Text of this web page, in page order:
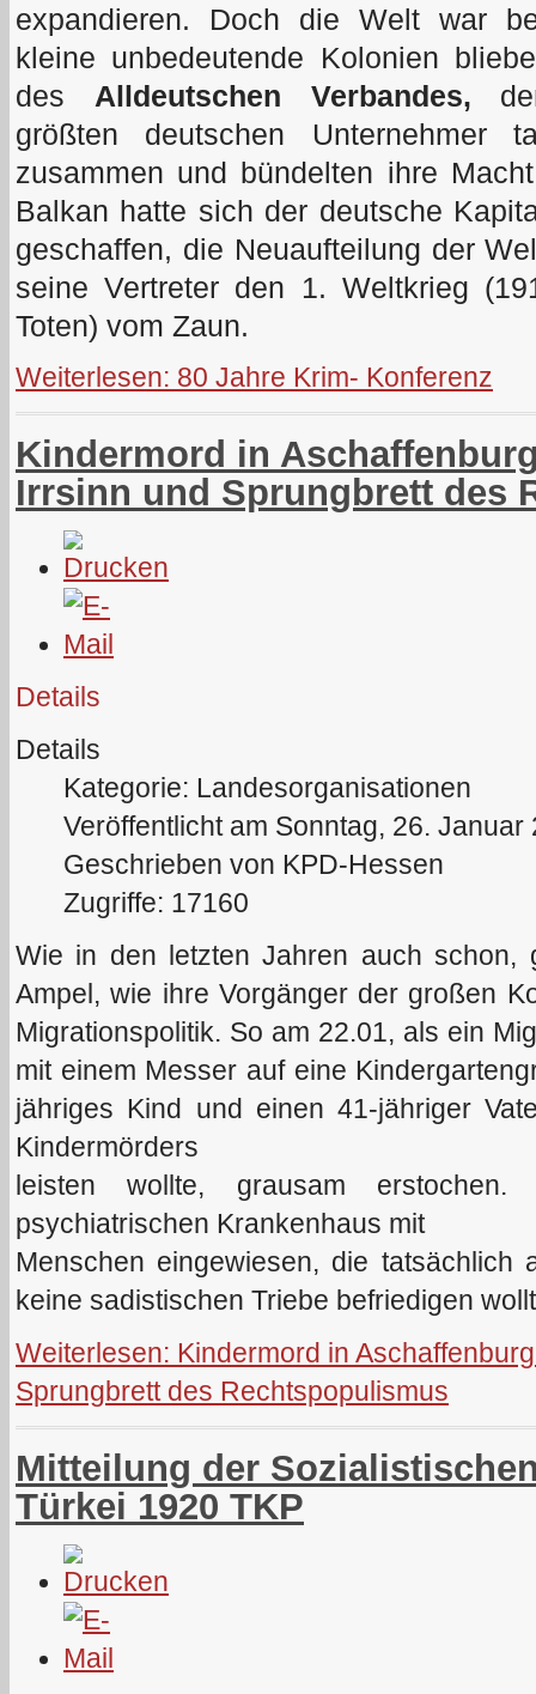
expandieren. Doch die Welt war
kleine unbedeutende Kolonien
des Alldeutschen Verbandes,
größten deutschen Unternehmer
zusammen und bündelten ihre
Balkan hatte sich der deutsche
geschaffen, die Neuaufteilung der
seine Vertreter den 1. Weltkrieg
Toten) vom Zaun.
Weiterlesen: 80 Jahre Krim- Konferenz
Kindermord in
Irrsinn und Sprungbrett des
Details
Details
Kategorie: Landesorganisationen
Veröffentlicht am Sonntag, 26. Januar
Geschrieben von KPD-Hessen
Zugriffe: 17160
Wie in den letzten Jahren auch schon,
Ampel, wie ihre Vorgänger der großen
Migrationspolitik. So am 22.01, als ein
mit einem Messer auf eine
jähriges Kind und einen 41-jähriger
Kindermörders
leisten wollte, grausam
psychiatrischen Krankenhaus mit
Menschen eingewiesen, die tatsächlich
keine sadistischen Triebe befriedigen
Weiterlesen: Kindermord in
Sprungbrett des Rechtspopulismus
Mitteilung der
Türkei 1920 TKP